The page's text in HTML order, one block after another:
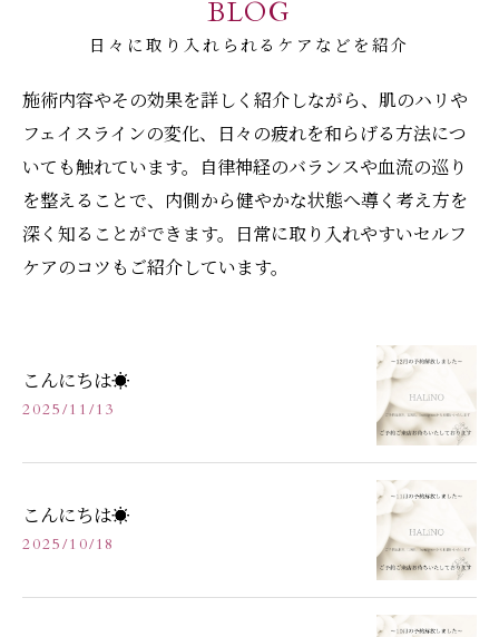
BLOG
日々に取り入れられるケアなどを紹介
施術内容やその効果を詳しく紹介しながら、肌のハリや
フェイスラインの変化、日々の疲れを和らげる方法につ
いても触れています。自律神経のバランスや血流の巡り
を整えることで、内側から健やかな状態へ導く考え方を
深く知ることができます。日常に取り入れやすいセルフ
ケアのコツもご紹介しています。
こんにちは☀️
2025/11/13
こんにちは☀️
2025/10/18